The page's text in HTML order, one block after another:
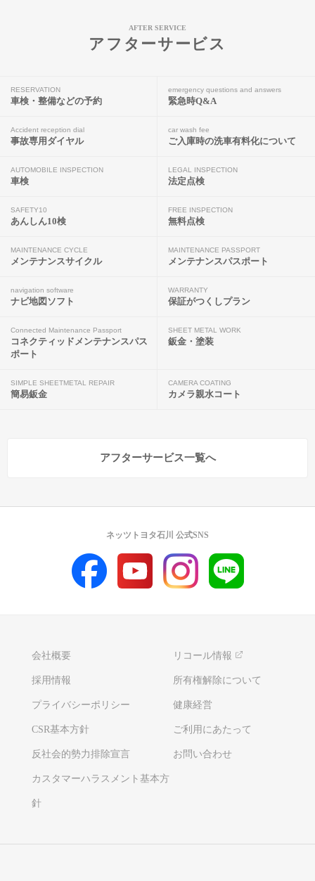
AFTER SERVICE
アフターサービス
RESERVATION
車検・整備などの予約
emergency questions and answers
緊急時Q&A
Accident reception dial
事故専用ダイヤル
car wash fee
ご入庫時の洗車有料化について
AUTOMOBILE INSPECTION
車検
LEGAL INSPECTION
法定点検
SAFETY10
あんしん10検
FREE INSPECTION
無料点検
MAINTENANCE CYCLE
メンテナンスサイクル
MAINTENANCE PASSPORT
メンテナンスパスポート
navigation software
ナビ地図ソフト
WARRANTY
保証がつくしプラン
Connected Maintenance Passport
コネクティッドメンテナンスパス
ポート
SHEET METAL WORK
鈑金・塗装
SIMPLE SHEETMETAL REPAIR
簡易鈑金
CAMERA COATING
カメラ親水コート
アフターサービス一覧へ
会社概要 リコール情報
採用情報 所有権解除について
プライバシーポリシー 健康経営
CSR基本方針 ご利用にあたって
反社会的勢力排除宣言 お問い合わせ
カスタマーハラスメント基本方
針
ネッツトヨタ石川 公式SNS